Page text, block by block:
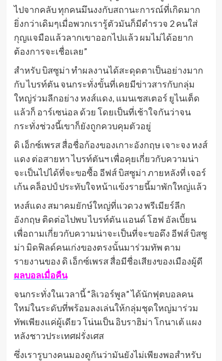
ไปจากคลับ ทุกคนมึนงงกับสถานะการณ์ที่เกิดมาก
ยิ่งกว่าเดิมๆเมื่อพวกเรารู้ตัวมันก็มีตำรวจ 2 คนใส่
กุญแจมือแล้วลากเขาออกไปแล้ว ผมไม่ได้อยาก
ต้องการจะเชื่อเลย”
สำหรับ บิสซูม่า ทำผลงานได้สะดุดตาเป็นอย่างมาก
กับ ไบรท์ตัน จนกระทั่งขั้นที่เคยมีข่าวสารกับกลุ่ม
ใหญ่ร่วมลีกอย่าง หงส์แดง, แมนเชสเตอร์ ยูไนเต็ด
แล้วก็ อาร์เซน่อล ด้วย โดยเป็นที่เช้าใจกันว่าจน
กระทั่งช่วงนี้เขาก็ยังถูกควบคุมตัวอยู่
ดิ เอ็กซ์เพรส สื่อชื่อก้องของเกาะอังกฤษ เจาะจง หงส์
แดง ต่อสายหา ไบรท์ตันฯ เพื่อคุยเกี่ยวกับความน่า
จะเป็นไปได้ที่จะขอซื้อ อีฟส์ บิสซูม่า ภายหลังที่ เจอร์
เก้น คล็อปป์ ประทับใจหน้าแข้งรายนี้มาพักใหญ่แล้ว
หงส์แดง สมาคมยักษ์ใหญ่ที่แวดวง พรีเมียร์ลีก
อังกฤษ ติดต่อไปพบ ไบรท์ตัน แอนด์ โฮฟ อัลเบี้ยน
เพื่อถามเกี่ยวกับความน่าจะเป็นที่จะขอดึง อีฟส์ บิสซู
ม่า มิดฟิลด์คนเก่งของตรงนั้นมาร่วมทัพ ตาม
รายงานของ ดิ เอ็กซ์เพรส สื่อมีชื่อเสียงของเมืองผู้ดี
ผลบอลเมื่อคืน
จนกระทั่งในเวลานี้ “ลิเวอร์พูล” ได้นักฟุตบอลคน
ใหม่ในระดับที่พร้อมลงเล่นให้กลุ่มชุดใหญ่มาร่วม
ทัพเพียงแค่ผู้เดียว โน่นเป็น อิบราฮิม่า โกนาเต้ แผง
หลังชาวประเทศฝรั่งเศส
ซึ่งเรารูบางคนมองดูกันว่ามันยังไม่เพียงพอสำหรับ